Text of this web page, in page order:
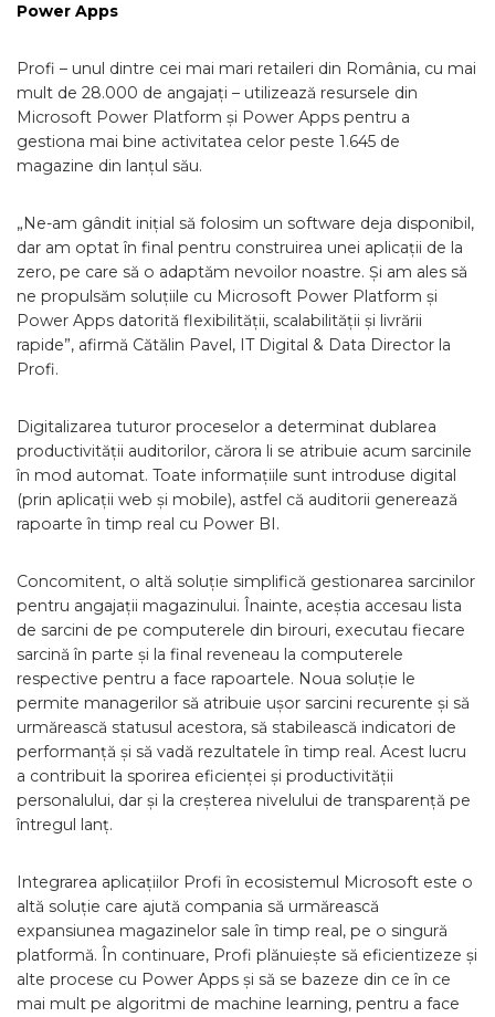
Power Apps
Profi – unul dintre cei mai mari retaileri din România, cu mai
mult de 28.000 de angajați – utilizează resursele din
Microsoft Power Platform și Power Apps pentru a
gestiona mai bine activitatea celor peste 1.645 de
magazine din lanțul său.
„Ne-am gândit inițial să folosim un software deja disponibil,
dar am optat în final pentru construirea unei aplicații de la
zero, pe care să o adaptăm nevoilor noastre. Și am ales să
ne propulsăm soluțiile cu Microsoft Power Platform și
Power Apps datorită flexibilității, scalabilității și livrării
rapide”, afirmă Cătălin Pavel, IT Digital & Data Director la
Profi.
Digitalizarea tuturor proceselor a determinat dublarea
productivității auditorilor, cărora li se atribuie acum sarcinile
în mod automat. Toate informațiile sunt introduse digital
(prin aplicații web și mobile), astfel că auditorii generează
rapoarte în timp real cu Power BI.
Concomitent, o altă soluție simplifică gestionarea sarcinilor
pentru angajații magazinului. Înainte, aceștia accesau lista
de sarcini de pe computerele din birouri, executau fiecare
sarcină în parte și la final reveneau la computerele
respective pentru a face rapoartele. Noua soluție le
permite managerilor să atribuie ușor sarcini recurente și să
urmărească statusul acestora, să stabilească indicatori de
performanță și să vadă rezultatele în timp real. Acest lucru
a contribuit la sporirea eficienței și productivității
personalului, dar și la creșterea nivelului de transparență pe
întregul lanț.
Integrarea aplicațiilor Profi în ecosistemul Microsoft este o
altă soluție care ajută compania să urmărească
expansiunea magazinelor sale în timp real, pe o singură
platformă. În continuare, Profi plănuiește să eficientizeze și
alte procese cu Power Apps și să se bazeze din ce în ce
mai mult pe algoritmi de machine learning, pentru a face